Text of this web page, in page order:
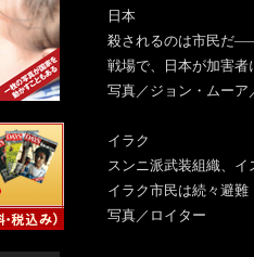
日本
殺されるのは市民だ
戦場で、日本が加害者
写真／ジョン・ムーア
イラク
スンニ派武装組織、
イラク市民は続々避難
写真／ロイター